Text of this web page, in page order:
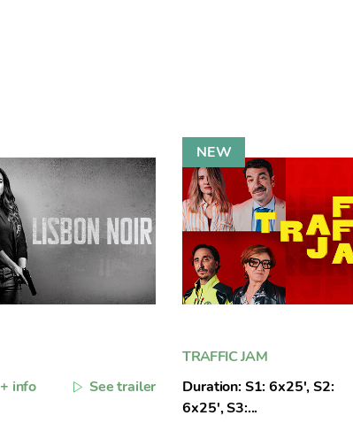
+ info See trailer
TRAFFIC JAM
Duration: S1: 6x25', S2:
6x25', S3:...